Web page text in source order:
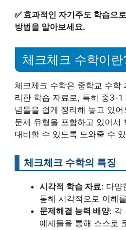
✅ 효과적인 자기주도 학습으
방법을 알아보세요.
체크체크 수학이란
체크체크 수학은 중학교 수학
리한 학습 자료로, 특히 중3-1
념들을 쉽게 정리해 놓고 있
문제 유형을 포함하고 있어서
대비할 수 있도록 도와줄 수
체크체크 수학의 특징
시각적 학습 자료: 다양
통해 시각적으로 이해
문제해결 능력 배양: 각
예제들을 통해 스스로